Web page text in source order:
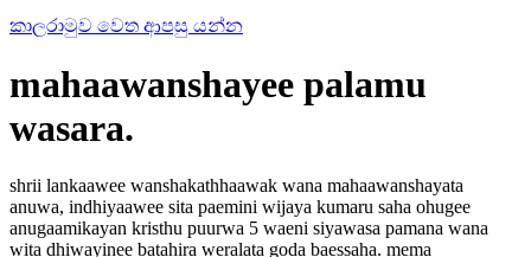
කාලරාමුව වෙත ආපසු යන්න
mahaawanshayee palamu
wasara.
shrii lankaawee wanshakathhaawak wana mahaawanshayata
anuwa, indhiyaawee sita paemini wijaya kumaru saha ohugee
anugaamikayan kristhu puurwa 5 waeni siyawasa pamana wana
wita dhiwayinee batahira weralata goda baessaha. mema